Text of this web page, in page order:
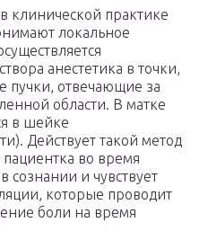
клинической практике
локальное
анестетика в точки,
пучки, отвечающие за
области. В матке
в шейке
Действует такой метод
во время
сознании и чувствует
которые проводит
боли на время